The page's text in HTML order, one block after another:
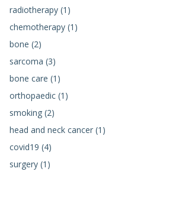
radiotherapy (1)
chemotherapy (1)
bone (2)
sarcoma (3)
bone care (1)
orthopaedic (1)
smoking (2)
head and neck cancer (1)
covid19 (4)
surgery (1)